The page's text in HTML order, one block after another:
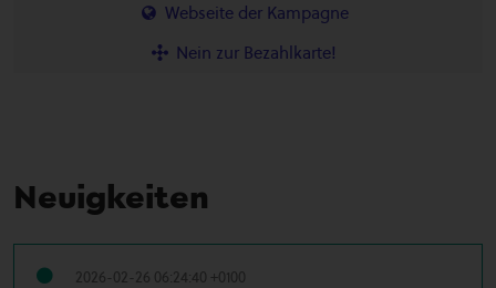
Webseite der Kampagne
Nein zur Bezahlkarte!
Neuigkeiten
2026-02-26 06:24:40 +0100